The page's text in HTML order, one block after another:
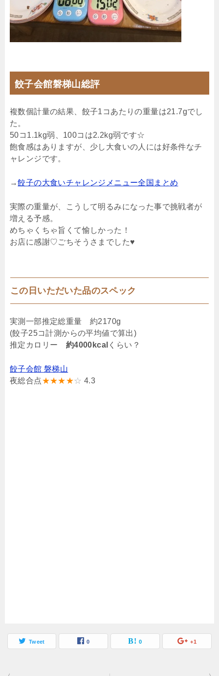
餃子会館磐梯山総評
複数個計量の結果、餃子1コあたりの重量は21.7gでし
た。
50コ1.1kg弱、100コは2.2kg弱です☆
飽食感はありますが、少し大食いの人には好条件なチ
ャレンジです。
→餃子の大食いチャレンジメニュー全国まとめ
実際の重量が、こうして明るみになった事で挑戦者が
増える予感。
めちゃくちゃ旨くて愉しかった！
お店に感謝♡ごちそうさまでした♥
この日いただいた品のスペック
実測一部推定総重量 約2170g
(餃子25コ計測からの平均値で算出)
推定カロリー 約4000kcal くらい？
餃子会館 磐梯山
夜総合点★★★★☆ 4.3
Tweet 0 0 +1